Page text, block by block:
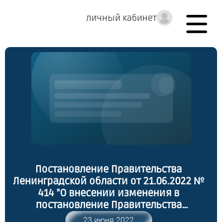
личный кабинет
Постановление Правительства
Ленинградской области от 21.06.2022 №
414 "О внесении изменения в
постановление Правительства
Ленинградской области от 24 марта 2022
23 июня 2022